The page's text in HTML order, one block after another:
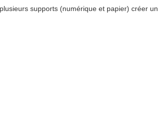
supports (numérique et papier) créer un